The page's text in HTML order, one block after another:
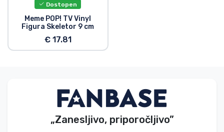
Dostopen
Meme POP! TV Vinyl
Figura Skeletor 9 cm
€ 17.81
„Zanesljivo, priporočljivo”